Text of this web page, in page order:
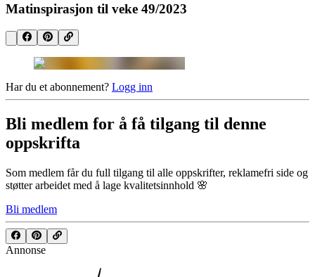
Matinspirasjon til veke 49/2023
Har du et abonnement? Logg inn
Bli medlem for å få tilgang til denne
oppskrifta
Som medlem får du full tilgang til alle oppskrifter, reklamefri side og
støtter arbeidet med å lage kvalitetsinnhold 🌸
Bli medlem
Annonse